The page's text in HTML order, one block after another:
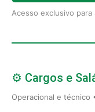
Acesso exclusivo para
⚙️ Cargos e
Operacional e técnico